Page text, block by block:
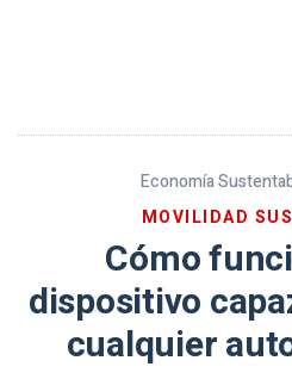
Economía
MOVILIDAD
Cómo
dispositivo
cualquier